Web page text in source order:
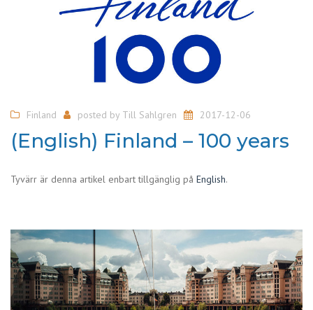
Finland posted by Till Sahlgren 2017-12-06
(English) Finland – 100 years
Tyvärr är denna artikel enbart tillgänglig på English.